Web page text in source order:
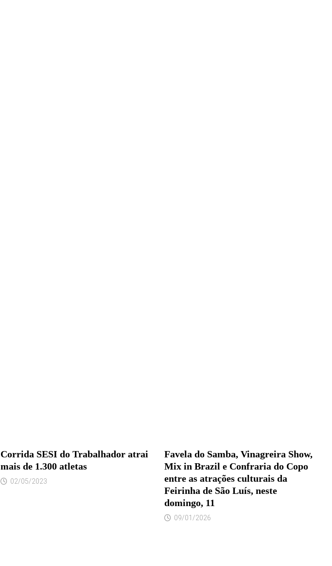
Corrida SESI do Trabalhador atrai
mais de 1.300 atletas
02/05/2023
Favela do Samba, Vinagreira Show,
Mix in Brazil e Confraria do Copo
entre as atrações culturais da
Feirinha de São Luís, neste
domingo, 11
09/01/2026